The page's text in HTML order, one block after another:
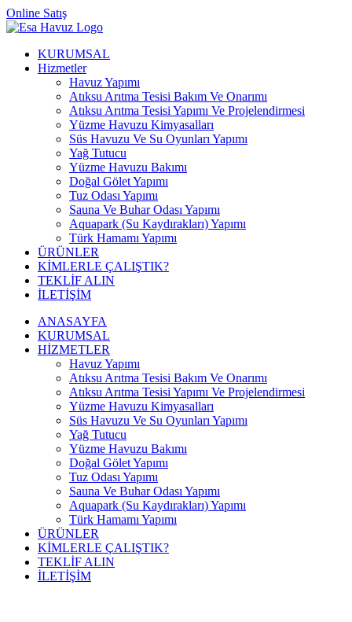
Online Satış
KURUMSAL
Hizmetler
Havuz Yapımı
Atıksu Arıtma Tesisi Bakım Ve Onarımı
Atıksu Arıtma Tesisi Yapımı Ve Projelendirmesi
Yüzme Havuzu Kimyasalları
Süs Havuzu Ve Su Oyunları Yapımı
Yağ Tutucu
Yüzme Havuzu Bakımı
Doğal Gölet Yapımı
Tuz Odası Yapımı
Sauna Ve Buhar Odası Yapımı
Aquapark (Su Kaydırakları) Yapımı
Türk Hamamı Yapımı
ÜRÜNLER
KİMLERLE ÇALIŞTIK?
TEKLİF ALIN
İLETİŞİM
ANASAYFA
KURUMSAL
HİZMETLER
Havuz Yapımı
Atıksu Arıtma Tesisi Bakım Ve Onarımı
Atıksu Arıtma Tesisi Yapımı Ve Projelendirmesi
Yüzme Havuzu Kimyasalları
Süs Havuzu Ve Su Oyunları Yapımı
Yağ Tutucu
Yüzme Havuzu Bakımı
Doğal Gölet Yapımı
Tuz Odası Yapımı
Sauna Ve Buhar Odası Yapımı
Aquapark (Su Kaydırakları) Yapımı
Türk Hamamı Yapımı
ÜRÜNLER
KİMLERLE ÇALIŞTIK?
TEKLİF ALIN
İLETİŞİM